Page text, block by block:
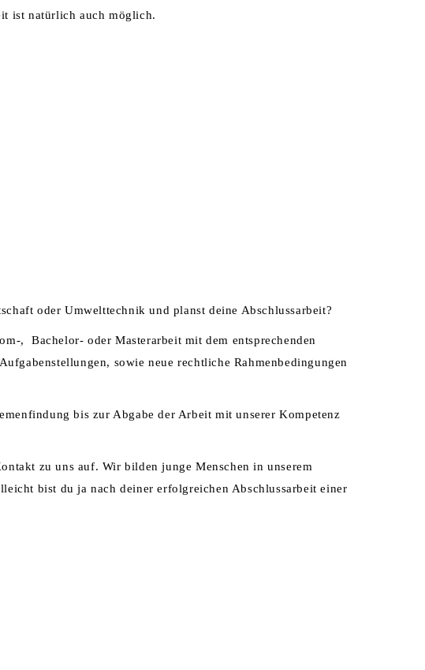
ist natürlich auch möglich.
oder Umwelttechnik und planst deine Abschlussarbeit?
, Bachelor- oder Masterarbeit mit dem entsprechenden
sowie neue rechtliche Rahmenbedingungen
bis zur Abgabe der Arbeit mit unserer Kompetenz
zu uns auf. Wir bilden junge Menschen in unserem
bist du ja nach deiner erfolgreichen Abschlussarbeit einer